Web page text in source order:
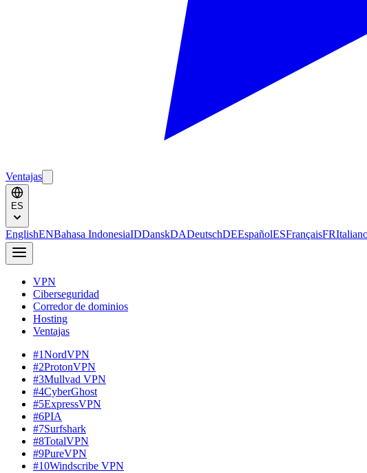
Ventajas
ES
EnglishENBahasa IndonesiaIDDanskDADeutschDEEspañolESFrançaisFR
VPN
Ciberseguridad
Corredor de dominios
Hosting
Ventajas
#1NordVPN
#2ProtonVPN
#3Mullvad VPN
#4CyberGhost
#5ExpressVPN
#6PIA
#7Surfshark
#8TotalVPN
#9PureVPN
#10Windscribe VPN